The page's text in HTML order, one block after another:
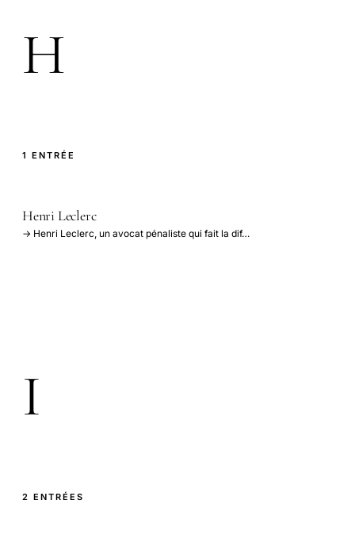
H
1 ENTRÉE
Henri Leclerc
→ Henri Leclerc, un avocat pénaliste qui fait la dif…
I
2 ENTRÉES